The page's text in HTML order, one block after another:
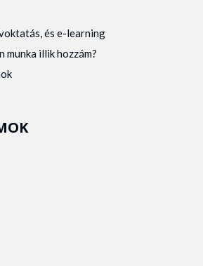
és e-learning
illik hozzám?